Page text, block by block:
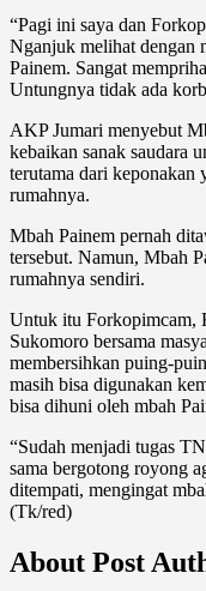
“Pagi ini saya dan
Nganjuk melihat dengan
Painem. Sangat
Untungnya tidak ada
AKP Jumari menyebut
kebaikan sanak saudara
terutama dari keponakan
rumahnya.
Mbah Painem pernah
tersebut. Namun, Mbah
rumahnya sendiri.
Untuk itu Forkopimcam,
Sukomoro bersama
membersihkan puing-
masih bisa digunakan
bisa dihuni oleh mbah
“Sudah menjadi tugas
sama bergotong royong
ditempati, mengingat
(Tk/red)
About Post